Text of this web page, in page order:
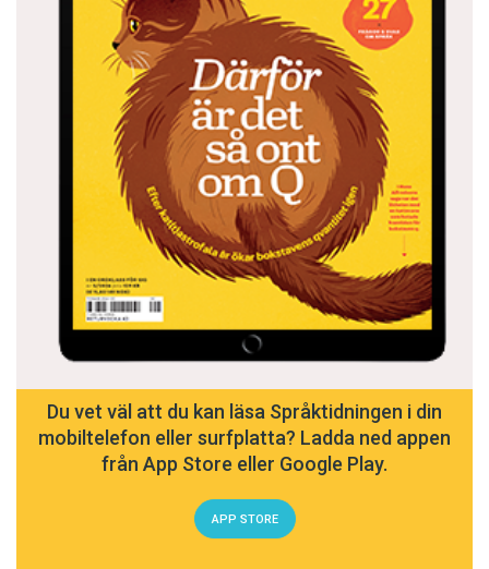
Du vet väl att du kan läsa Språktidningen i din
mobiltelefon eller surfplatta? Ladda ned appen
från App Store eller Google Play.
APP STORE